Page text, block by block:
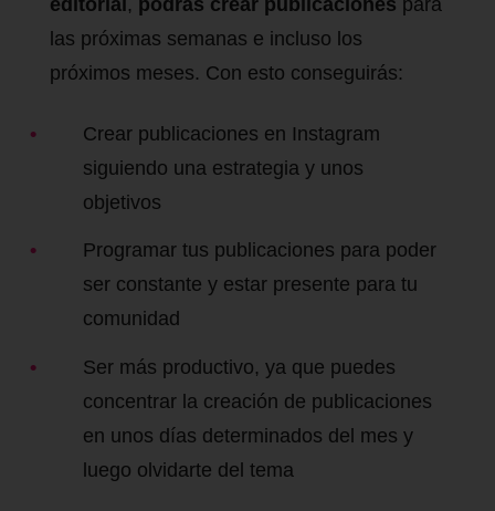
editorial , podrás crear publicaciones para
las próximas semanas e incluso los
próximos meses. Con esto conseguirás:
Crear publicaciones en Instagram
siguiendo una estrategia y unos
objetivos
Programar tus publicaciones para poder
ser constante y estar presente para tu
comunidad
Ser más productivo, ya que puedes
concentrar la creación de publicaciones
en unos días determinados del mes y
luego olvidarte del tema